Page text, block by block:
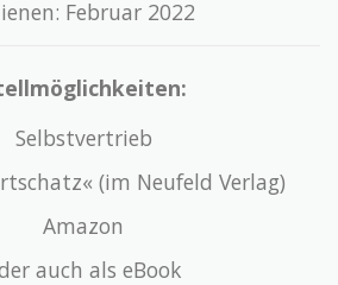
Februar 2022
Selbstvertrieb
(im Neufeld Verlag)
Amazon
auch als eBook